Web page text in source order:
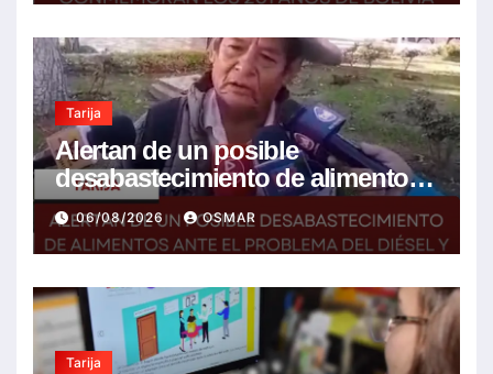
Tarija
Alertan de un posible
desabastecimiento de alimentos
ante el problema del diésel y el
encarecimiento de insumos
agrícolas
06/08/2026 OSMAR
Tarija